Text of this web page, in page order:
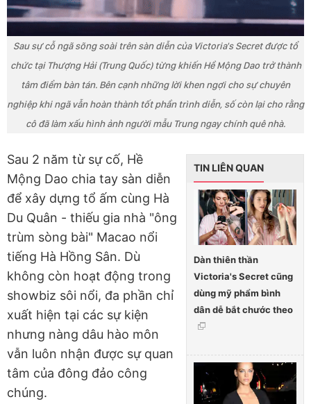
Sau sự cỗ ngã sõng soài trên sàn diễn của Victoria's Secret được tổ
chức tại Thượng Hải (Trung Quốc) từng khiến Hề Mộng Dao trở thành
tâm điểm bàn tán. Bên cạnh những lời khen ngợi cho sự chuyên
nghiệp khi ngã vẫn hoàn thành tốt phần trình diễn, số còn lại cho rằng
cô đã làm xấu hình ảnh người mẫu Trung ngay chính quê nhà.
TIN LIÊN QUAN
Dàn thiên thần
Victoria's Secret cũng
dùng mỹ phẩm bình
dân dễ bắt chước theo
Sau 2 năm từ sự cố, Hề
Mộng Dao chia tay sàn diễn
để xây dựng tổ ấm cùng Hà
Du Quân - thiếu gia nhà "ông
trùm sòng bài" Macao nổi
tiếng Hà Hồng Sân. Dù
không còn hoạt động trong
showbiz sôi nổi, đa phần chỉ
xuất hiện tại các sự kiện
nhưng nàng dâu hào môn
vẫn luôn nhận được sự quan
tâm của đông đảo công
chúng.